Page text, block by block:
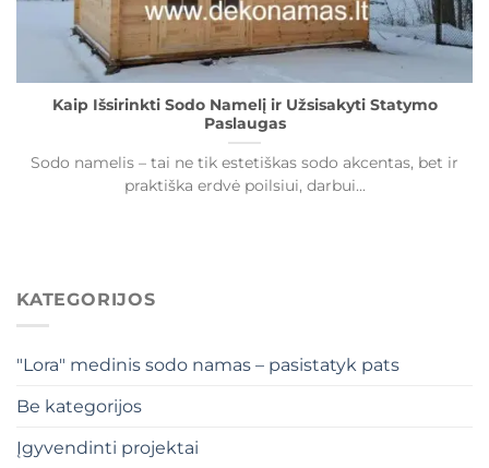
Kaip Išsirinkti Sodo Namelį ir Užsisakyti Statymo
Paslaugas
Sodo namelis – tai ne tik estetiškas sodo akcentas, bet ir
praktiška erdvė poilsiui, darbui...
KATEGORIJOS
"Lora" medinis sodo namas – pasistatyk pats
Be kategorijos
Įgyvendinti projektai